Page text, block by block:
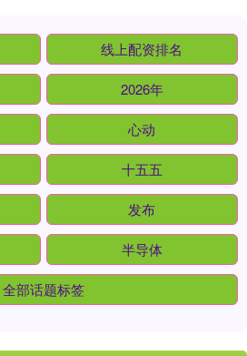
线上配资排名
2026年
心动
十五五
发布
半导体
全部话题标签